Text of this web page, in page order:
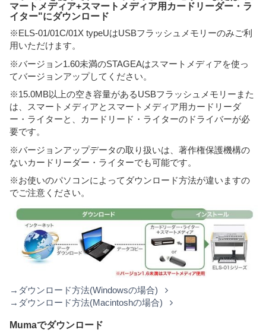
マートメディア+スマートメディア用カードリーダー・ラ
イター"にダウンロード
※ELS-01/01C/01X typeUはUSBフラッシュメモリーのみご利
用いただけます。
※バージョン1.60未満のSTAGEAはスマートメディアを使っ
てバージョンアップしてください。
※15.0MB以上の空き容量があるUSBフラッシュメモリーまた
は、スマートメディアとスマートメディア用カードリーダ
ー・ライターと、カードリード・ライターのドライバーが必
要です。
※バージョンアップデータの取り扱いは、著作権保護機構の
ないカードリーダー・ライターでも可能です。
※お使いのパソコンによってダウンロード方法が違いますの
でご注意ください。
→ダウンロード方法(Windowsの場合)
→ダウンロード方法(Macintoshの場合)
Mumaでダウンロード